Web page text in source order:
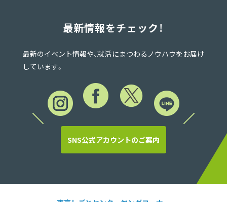
最新情報をチェック！
最新のイベント情報や、就活にまつわるノウハウをお届け
しています。
SNS公式アカウントのご案内